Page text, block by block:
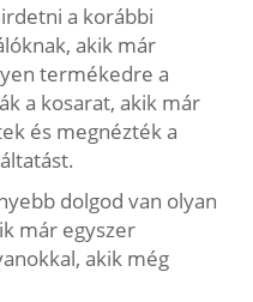
a korábbi
akik már
termékedre a
a kosarat, akik már
és megnézték a
dolgod van olyan
már egyszer
akik még